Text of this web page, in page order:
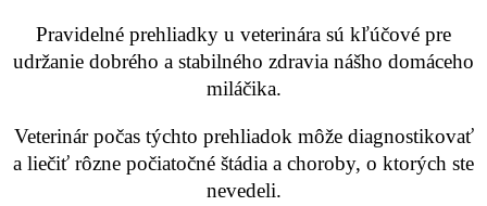
Pravidelné prehliadky u veterinára sú kľúčové pre
udržanie dobrého a stabilného zdravia nášho domáceho
miláčika.
Veterinár počas týchto prehliadok môže diagnostikovať
a liečiť rôzne počiatočné štádia a choroby, o ktorých ste
nevedeli.